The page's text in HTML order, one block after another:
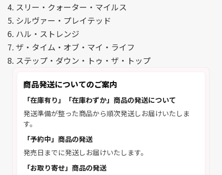
4. スリー・クォーター・マイルス
5. シルヴァー・プレイテッド
6. ハル・ストレンジ
7. ザ・タイム・オブ・マイ・ライフ
8. ステップ・ダウン・トゥ・ザ・トップ
商品発送についてのご案内
「在庫有り」「在庫わずか」商品の発送について
発送準備が整った商品から順次発送しお届けいたしま
す。
「予約中」商品の発送
発売日までに発送しお届けいたします。
「お取り寄せ」商品の発送